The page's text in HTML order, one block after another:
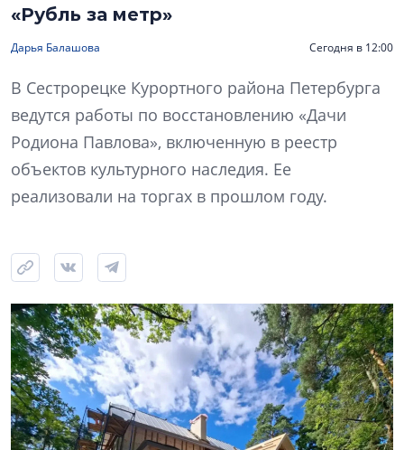
«Рубль за метр»
Дарья Балашова Сегодня в 12:00
В Сестрорецке Курортного района Петербурга
ведутся работы по восстановлению «Дачи
Родиона Павлова», включенную в реестр
объектов культурного наследия. Ее
реализовали на торгах в прошлом году.